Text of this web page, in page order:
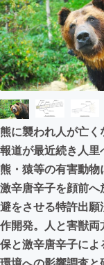
テクノ
映像・
ビジネ
まち
CAMPFIRE
熊に襲われ人が亡く
報道が最近続き人里
熊・猿等の有害動物
激辛唐辛子を顔前へ
避をさせる特許出願
作開発。人と害獣両
保と激辛唐辛子によ